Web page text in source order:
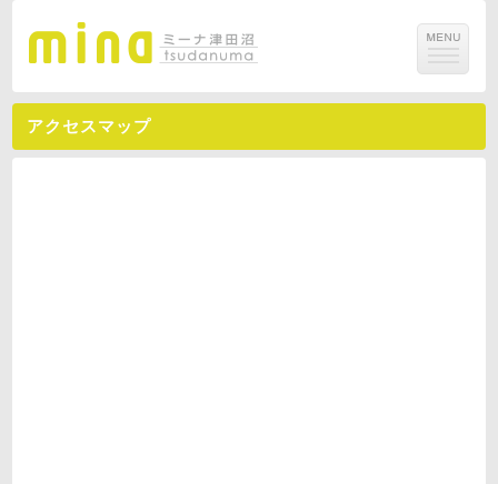
アクセスマップ